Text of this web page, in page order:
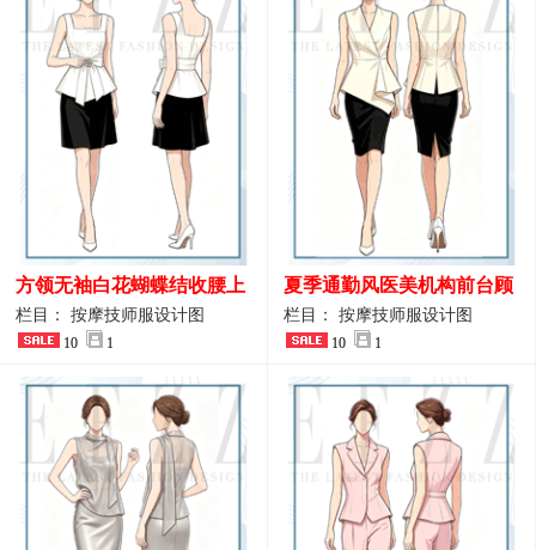
方领无袖白花蝴蝶结收腰上
衣 SPA会所接待工作制服设
计
栏目： 按摩技师服设计图
10 1
夏季通勤风医美机构前台顾
问端庄工作制服
栏目： 按摩技师服设计图
10 1